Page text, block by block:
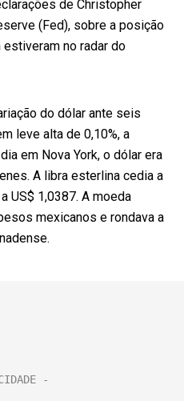
de Christopher
(Fed), sobre a posição
no radar do
do dólar ante seis
leve alta de 0,10%, a
em Nova York, o dólar era
A libra esterlina cedia a
US$ 1,0387. A moeda
mexicanos e rondava a